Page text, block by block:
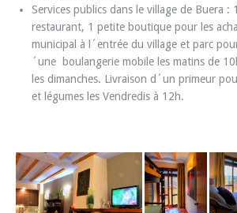
Services publics dans le village de Buera :
restaurant, 1 petite boutique pour les
municipal à l´entrée du village et parc
´une boulangerie mobile les matins de
les dimanches. Livraison d´un primeur
et légumes les Vendredis à 12h.